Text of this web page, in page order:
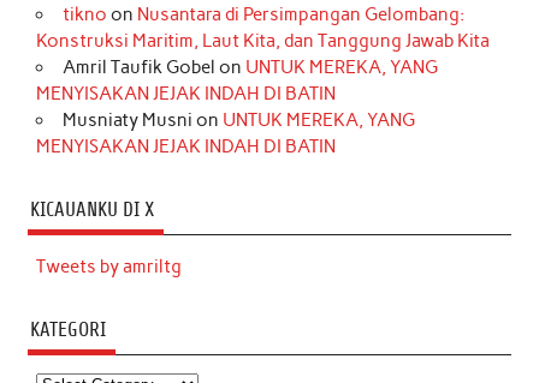
tikno on Nusantara di Persimpangan Gelombang:
Konstruksi Maritim, Laut Kita, dan Tanggung Jawab Kita
Amril Taufik Gobel on UNTUK MEREKA, YANG
MENYISAKAN JEJAK INDAH DI BATIN
Musniaty Musni on UNTUK MEREKA, YANG
MENYISAKAN JEJAK INDAH DI BATIN
KICAUANKU DI X
Tweets by amriltg
KATEGORI